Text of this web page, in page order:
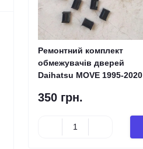
Ремонтний комплект
обмежувачів дверей
Daihatsu MOVE 1995-2020
350 грн.